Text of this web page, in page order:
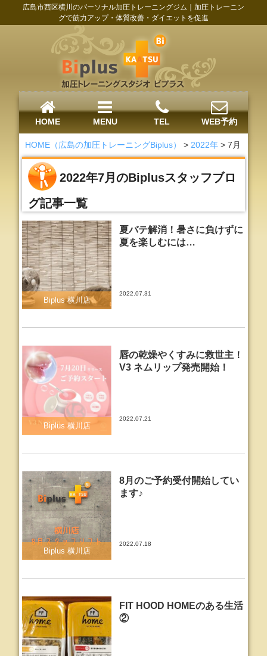
広島市西区横川のパーソナル加圧トレーニングジム｜加圧トレーニン
グで筋力アップ・体質改善・ダイエットを促進
HOME MENU TEL WEB予約
HOME（広島の加圧トレーニングBiplus） > 2022年 >7月
2022年7月のBiplusスタッフブロ
グ記事一覧
Biplus 横川店
夏バテ解消！暑さに負けずに
夏を楽しむには…
2022.07.31
Biplus 横川店
唇の乾燥やくすみに救世主！
V3 ネムリップ発売開始！
2022.07.21
Biplus 横川店
8月のご予約受付開始してい
ます♪
2022.07.18
FIT HOOD HOMEのある生活
②